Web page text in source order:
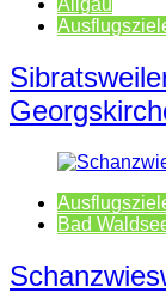
Allgäu
Bad